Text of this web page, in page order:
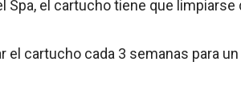
Spa, el cartucho tiene que
el cartucho cada 3 semanas para